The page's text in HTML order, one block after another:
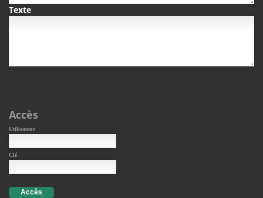
Texte
Accès
Utilisateur
Clé
Accès